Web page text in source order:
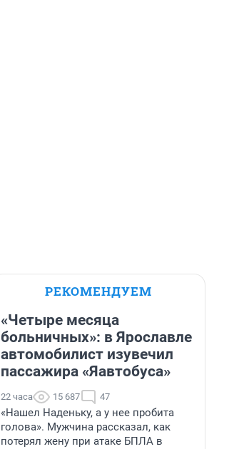
РЕКОМЕНДУЕМ
«Четыре месяца
больничных»: в Ярославле
автомобилист изувечил
пассажира «Яавтобуса»
22 часа 15 687 47
«Нашел Наденьку, а у нее пробита
голова». Мужчина рассказал, как
потерял жену при атаке БПЛА в